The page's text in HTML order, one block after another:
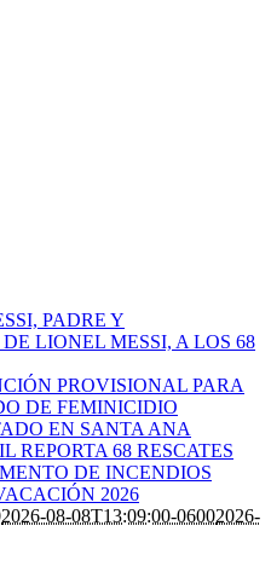
PADRE Y
LIONEL MESSI, A LOS 68
PROVISIONAL PARA
DE FEMINICIDIO
EN SANTA ANA
REPORTA 68 RESCATES
DE INCENDIOS
2026
2026-08-08T13:09:00-06002026-